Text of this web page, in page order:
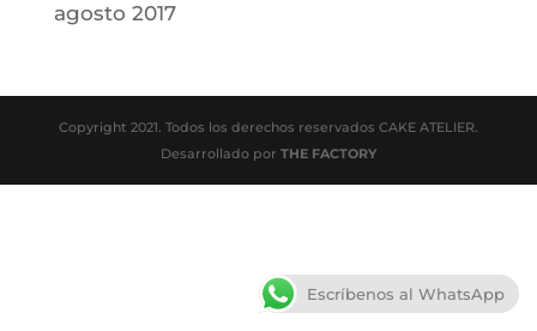
agosto 2017
Copyright 2021. Todos los derechos reservados CAKE ATELIER.
Desarrollado por THE FACTORY
Escríbenos al WhatsApp